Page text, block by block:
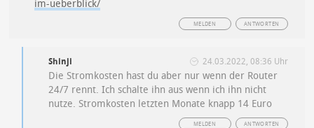
im-ueberblick/
ANTWORTEN
MELDEN
Shinji 24.03.2022, 08:36 Uhr
Die Stromkosten hast du aber nur wenn der Router
24/7 rennt. Ich schalte ihn aus wenn ich ihn nicht
nutze. Stromkosten letzten Monate knapp 14 Euro
ANTWORTEN
MELDEN